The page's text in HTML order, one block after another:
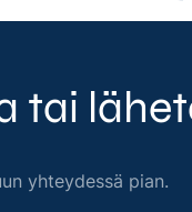
tai
yhteydessä pian.